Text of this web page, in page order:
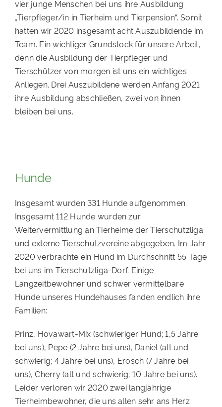
vier junge Menschen bei uns ihre Ausbildung
„Tierpfleger/in in Tierheim und Tierpension“. Somit
hatten wir 2020 insgesamt acht Auszubildende im
Team. Ein wichtiger Grundstock für unsere Arbeit,
denn die Ausbildung der Tierpfleger und
Tierschützer von morgen ist uns ein wichtiges
Anliegen. Drei Auszubildene werden Anfang 2021
ihre Ausbildung abschließen, zwei von ihnen
bleiben bei uns.
Hunde
Insgesamt wurden 331 Hunde aufgenommen.
Insgesamt 112 Hunde wurden zur
Weitervermittlung an Tierheime der Tierschutzliga
und externe Tierschutzvereine abgegeben. Im Jahr
2020 verbrachte ein Hund im Durchschnitt 55 Tage
bei uns im Tierschutzliga-Dorf. Einige
Langzeitbewohner und schwer vermittelbare
Hunde unseres Hundehauses fanden endlich ihre
Familien:
Prinz, Hovawart-Mix (schwieriger Hund; 1,5 Jahre
bei uns), Pepe (2 Jahre bei uns), Daniel (alt und
schwierig; 4 Jahre bei uns), Erosch (7 Jahre bei
uns), Cherry (alt und schwierig; 10 Jahre bei uns).
Leider verloren wir 2020 zwei langjährige
Tierheimbewohner, die uns allen sehr ans Herz